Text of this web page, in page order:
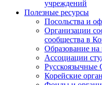
учреждений
Полезные ресурсы
Посольства и
Организации
сообщества в
Образование на
Ассоциации
Корейские